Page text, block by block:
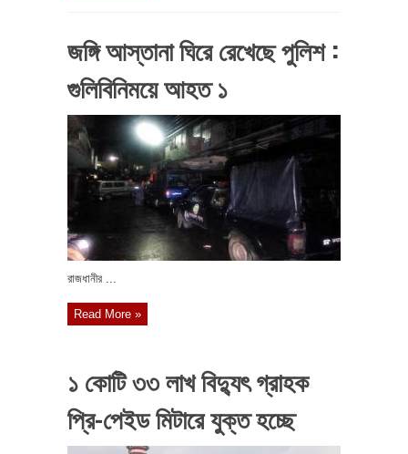
জঙ্গি আস্তানা ঘিরে রেখেছে পুলিশ :
গুলিবিনিময়ে আহত ১
রাজধানীর ...
Read More »
১ কোটি ৩৩ লাখ বিদ্যুৎ গ্রাহক
প্রি-পেইড মিটারে যুক্ত হচ্ছে